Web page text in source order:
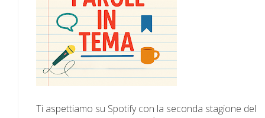
Ti aspettiamo su Spotify con la seconda stagione del